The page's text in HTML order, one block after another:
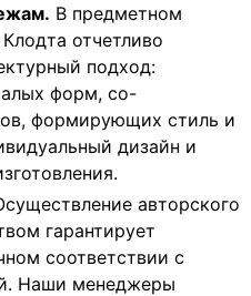
В предметном
отчетливо
подход:
форм, со-
формирующих стиль и
дизайн и
авторского
гарантирует
соответствии с
Наши менеджеры